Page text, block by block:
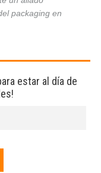
packaging en
estar al día de